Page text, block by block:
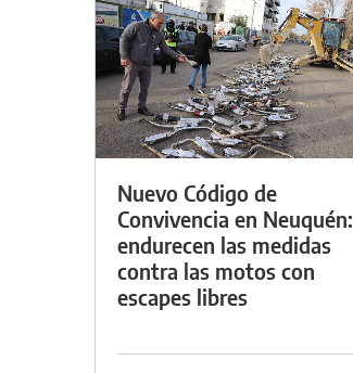
Nuevo Código de
Convivencia en Neuquén:
endurecen las medidas
contra las motos con
escapes libres